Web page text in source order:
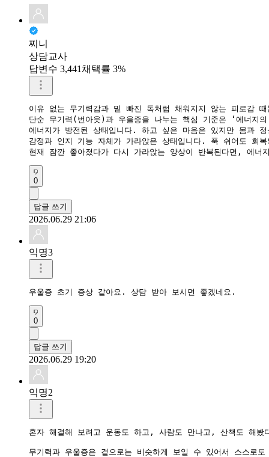
찌니
상담교사
답변수 3,441 채택률 3%
이유 없는 무기력감과 밑 빠진 독처럼 채워지지 않는 피로감
단순 무기력(번아웃)과 우울증을 나누는 핵심 기준은 ‘에너지
에너지가 방전된 상태입니다. 하고 싶은 마음은 있지만 몸과
감정과 인지 기능 자체가 가라앉은 상태입니다. 푹 쉬어도 회
현재 잠깐 좋아졌다가 다시 가라앉는 양상이 반복된다면, 에
0
답글 쓰기
2026.06.29 21:06
익명3
우울증 초기 증상 같아요. 상담 받아 보시면 좋겠네요.
0
답글 쓰기
2026.06.29 19:20
익명2
혼자 해결해 보려고 운동도 하고, 사람도 만나고, 산책도 해
무기력과 우울증은 겉으로는 비슷하게 보일 수 있어서 스스로